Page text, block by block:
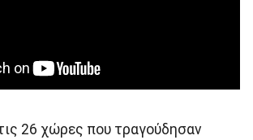
26 χώρες που τραγούδησαν